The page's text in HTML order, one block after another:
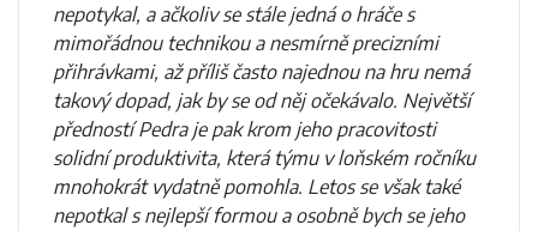
nepotykal, a ačkoliv se stále jedná o hráče s
mimořádnou technikou a nesmírně precizními
přihrávkami, až příliš často najednou na hru nemá
takový dopad, jak by se od něj očekávalo. Největší
předností Pedra je pak krom jeho pracovitosti
solidní produktivita, která týmu v loňském ročníku
mnohokrát vydatně pomohla. Letos se však také
nepotkal s nejlepší formou a osobně bych se jeho